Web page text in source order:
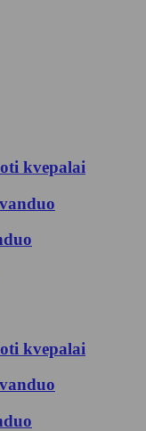
kvepalai
kvepalai